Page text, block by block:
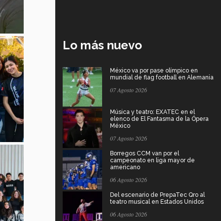
Lo más nuevo
México va por pase olímpico en
mundial de flag football en Alemania
07 Agosto 2026
Música y teatro: EXATEC en el
elenco de El Fantasma de la Ópera
México
07 Agosto 2026
Borregos CCM van por el
campeonato en liga mayor de
americano
06 Agosto 2026
Del escenario de PrepaTec Qro al
teatro musical en Estados Unidos
06 Agosto 2026